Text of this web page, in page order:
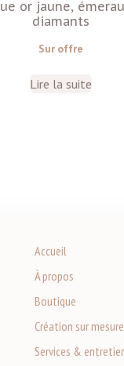
or jaune,
diamants
Sur offre
Lire la suite
Accueil
À propos
Boutique
Création sur mesure
Services &